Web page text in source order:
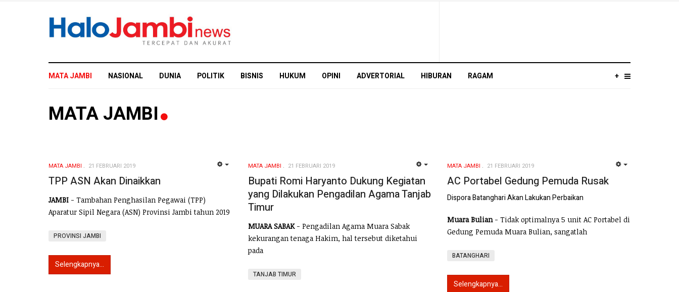
MATA JAMBI NASIONAL DUNIA POLITIK BISNIS HUKUM OPINI ADVERTORIAL HIBURAN RAGAM +
MATA JAMBI
MATA JAMBI 21 FEBRUARI 2019
TPP ASN Akan Dinaikkan
JAMBI - Tambahan Penghasilan Pegawai (TPP)
Aparatur Sipil Negara (ASN) Provinsi Jambi tahun 2019
PROVINSI JAMBI
Selengkapnya...
MATA JAMBI 21 FEBRUARI 2019
Bupati Romi Haryanto Dukung Kegiatan
yang Dilakukan Pengadilan Agama Tanjab
Timur
MUARA SABAK- Pengadilan Agama Muara Sabak
kekurangan tenaga Hakim, hal tersebut diketahui
pada
TANJAB TIMUR
MATA JAMBI 21 FEBRUARI 2019
AC Portabel Gedung Pemuda Rusak
Dispora Batanghari Akan Lakukan Perbaikan
Muara Bulian- Tidak optimalnya 5 unit AC Portabel di
Gedung Pemuda Muara Bulian, sangatlah
BATANGHARI
Selengkapnya...